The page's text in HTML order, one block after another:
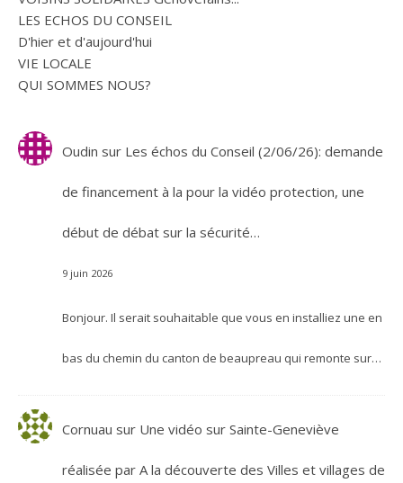
LES ECHOS DU CONSEIL
D'hier et d'aujourd'hui
VIE LOCALE
QUI SOMMES NOUS?
Oudin sur Les échos du Conseil (2/06/26): demande
de financement à la pour la vidéo protection, une
début de débat sur la sécurité…
9 juin 2026
Bonjour. Il serait souhaitable que vous en installiez une en
bas du chemin du canton de beaupreau qui remonte sur…
Cornuau sur Une vidéo sur Sainte-Geneviève
réalisée par A la découverte des Villes et villages de